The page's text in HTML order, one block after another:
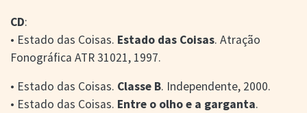
LOCALIZAÇÃO
CD:
• Estado das Coisas. Estado das Coisas. Atração
Fonográfica ATR 31021, 1997.
• Estado das Coisas. Classe B. Independente, 2000.
• Estado das Coisas. Entre o olho e a garganta.